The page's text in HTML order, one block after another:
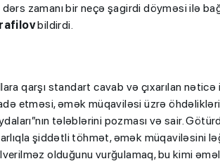
zamanı bir neçə şagirdi döyməsi ilə
bildirdi.
qarşı standart cavab və çıxarılan
etməsi, əmək müqaviləsi üzrə
tələblərini pozması və sair.
şiddətli töhmət, əmək müqaviləsini
olduğunu vurğulamaq, bu kimi